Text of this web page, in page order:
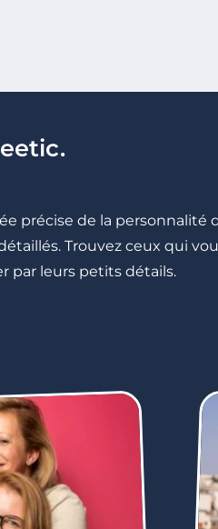
précise de la personnalité
Trouvez ceux qui
par leurs petits détails.